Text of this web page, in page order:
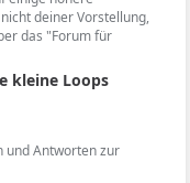
deiner Vorstellung,
das "Forum für
kleine Loops
und Antworten zur